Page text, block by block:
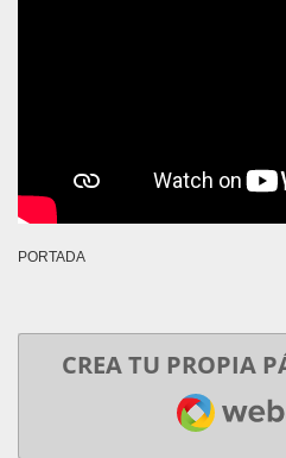
PORTADA
CREA TU PROPIA